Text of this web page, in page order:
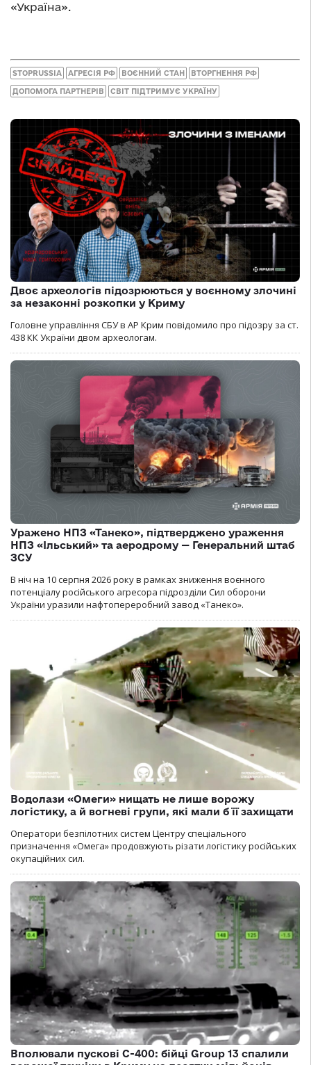
«Україна».
STOPRUSSIA АГРЕСІЯ РФ ВОЄННИЙ СТАН ВТОРГНЕННЯ РФ
ДОПОМОГА ПАРТНЕРІВ СВІТ ПІДТРИМУЄ УКРАЇНУ
Двоє археологів підозрюються у воєнному злочині
за незаконні розкопки у Криму
Головне управління СБУ в АР Крим повідомило про підозру за ст.
438 КК України двом археологам.
Уражено НПЗ «Танеко», підтверджено ураження
НПЗ «Ільський» та аеродрому — Генеральний штаб
ЗСУ
В ніч на 10 серпня 2026 року в рамках зниження воєнного
потенціалу російського агресора підрозділи Сил оборони
України уразили нафтопереробний завод «Танеко».
Водолази «Омеги» нищать не лише ворожу
логістику, а й вогневі групи, які мали б її захищати
Оператори безпілотних систем Центру спеціального
призначення «Омега» продовжують різати логістику російських
окупаційних сил.
Вполювали пускові С-400: бійці Group 13 спалили